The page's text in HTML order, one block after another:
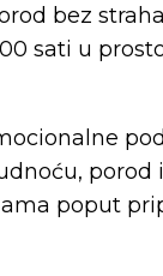
bez
sati u
porod
poput